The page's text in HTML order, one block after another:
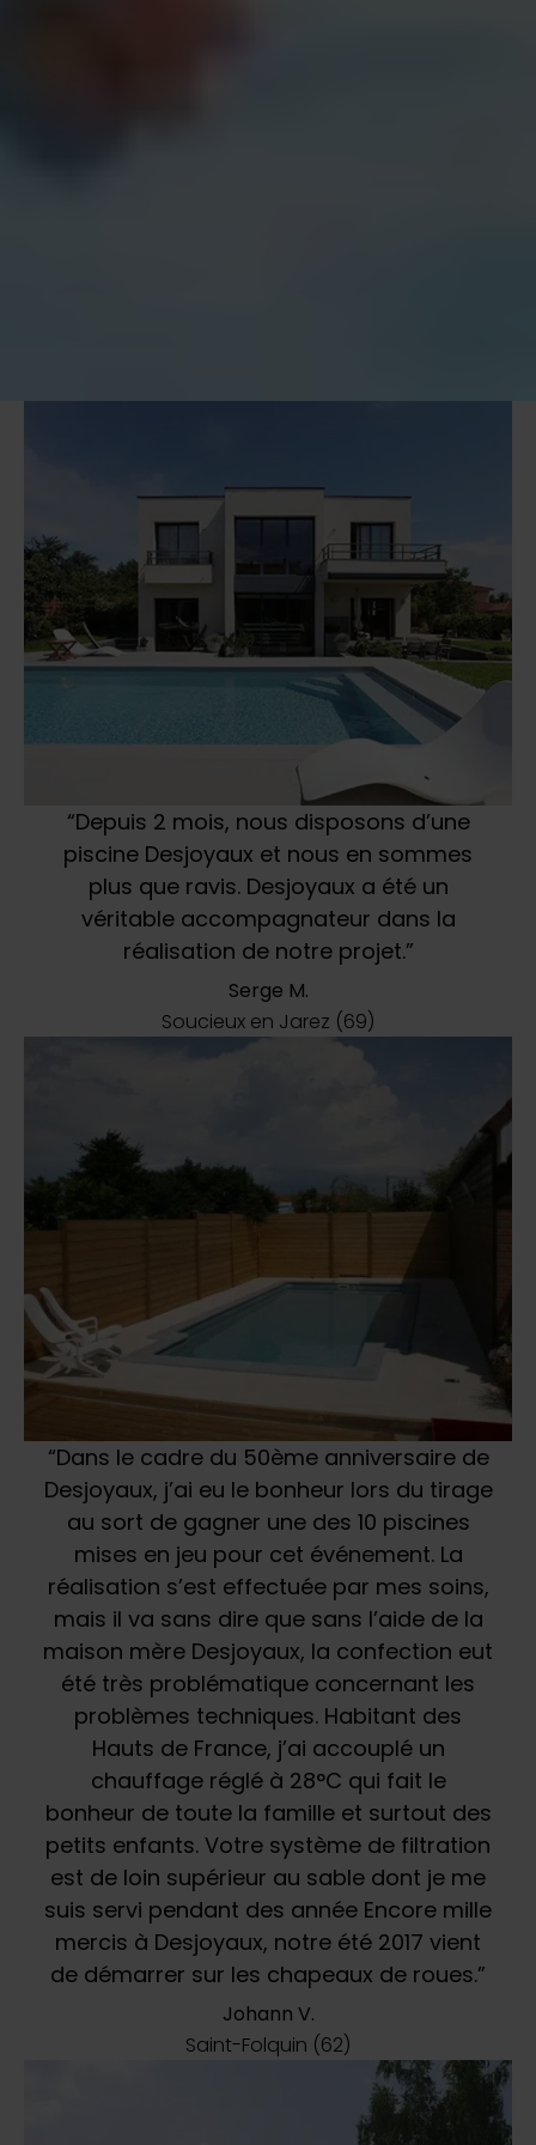
“Depuis 2 mois, nous disposons d’une
piscine Desjoyaux et nous en sommes
plus que ravis. Desjoyaux a été un
véritable accompagnateur dans la
réalisation de notre projet.”
Serge M.
Soucieux en Jarez (69)
“Dans le cadre du 50ème anniversaire de
Desjoyaux, j’ai eu le bonheur lors du tirage
au sort de gagner une des 10 piscines
mises en jeu pour cet événement. La
réalisation s’est effectuée par mes soins,
mais il va sans dire que sans l’aide de la
maison mère Desjoyaux, la confection eut
été très problématique concernant les
problèmes techniques. Habitant des
Hauts de France, j’ai accouplé un
chauffage réglé à 28°C qui fait le
bonheur de toute la famille et surtout des
petits enfants. Votre système de filtration
est de loin supérieur au sable dont je me
suis servi pendant des année Encore mille
mercis à Desjoyaux, notre été 2017 vient
de démarrer sur les chapeaux de roues.”
Johann V.
Saint-Folquin (62)